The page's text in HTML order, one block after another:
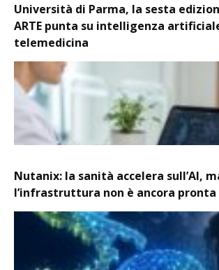
Università di Parma, la sesta
ARTE punta su intelligenza
telemedicina
Nutanix: la sanità accelera sull’AI,
l’infrastruttura non è ancora pronta